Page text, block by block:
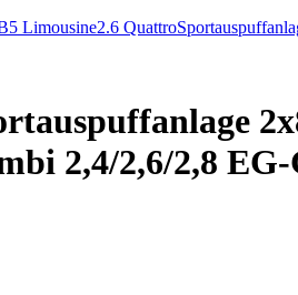
Limousine2.6 Quattro
2,4/2,6/2,8